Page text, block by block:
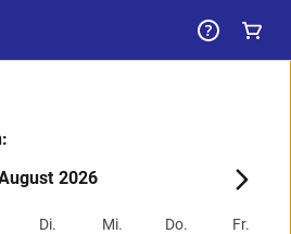
2026
Di. Mi. Do. Fr.